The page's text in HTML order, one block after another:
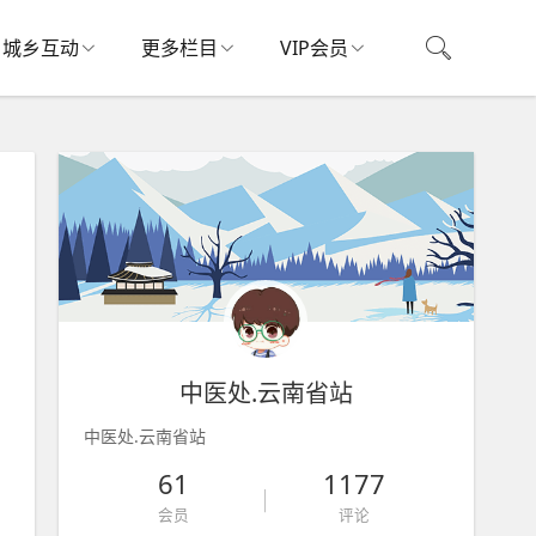
城乡互动 更多栏目 VIP会员
中医处.云南省站
中医处.云南省站
61
会员
1177
评论